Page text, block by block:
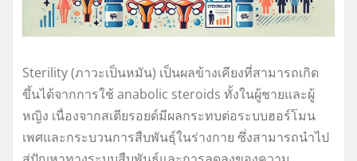
Sterility (ภาวะเป็นหมัน) เป็นผลข้างเคียงที่สามารถเกิด
ขึ้นได้จากการใช้ anabolic steroids ทั้งในผู้ชายและผู้
หญิง เนื่องจากสเตียรอยด์มีผลกระทบต่อระบบฮอร์โมน
เพศและกระบวนการสืบพันธุ์ในร่างกาย ซึ่งสามารถนำไป